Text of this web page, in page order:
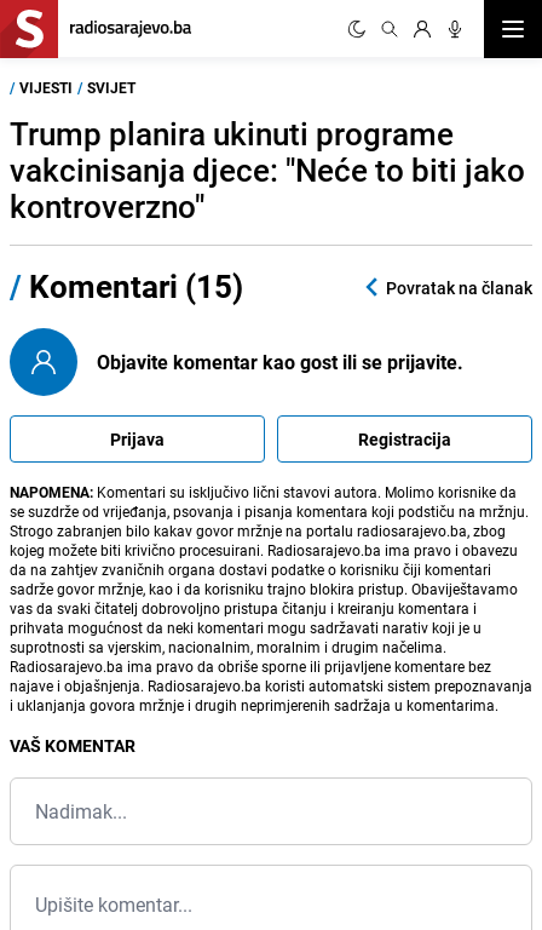
/ VIJESTI / SVIJET
Trump planira ukinuti programe
vakcinisanja djece: "Neće to biti jako
kontroverzno"
/ Komentari (15) Povratak na članak
Objavite komentar kao gost ili se prijavite.
Prijava Registracija
NAPOMENA: Komentari su isključivo lični stavovi autora. Molimo korisnike da
se suzdrže od vrijeđanja, psovanja i pisanja komentara koji podstiču na mržnju.
Strogo zabranjen bilo kakav govor mržnje na portalu radiosarajevo.ba, zbog
kojeg možete biti krivično procesuirani. Radiosarajevo.ba ima pravo i obavezu
da na zahtjev zvaničnih organa dostavi podatke o korisniku čiji komentari
sadrže govor mržnje, kao i da korisniku trajno blokira pristup. Obaviještavamo
vas da svaki čitatelj dobrovoljno pristupa čitanju i kreiranju komentara i
prihvata mogućnost da neki komentari mogu sadržavati narativ koji je u
suprotnosti sa vjerskim, nacionalnim, moralnim i drugim načelima.
Radiosarajevo.ba ima pravo da obriše sporne ili prijavljene komentare bez
najave i objašnjenja. Radiosarajevo.ba koristi automatski sistem prepoznavanja
i uklanjanja govora mržnje i drugih neprimjerenih sadržaja u komentarima.
VAŠ KOMENTAR